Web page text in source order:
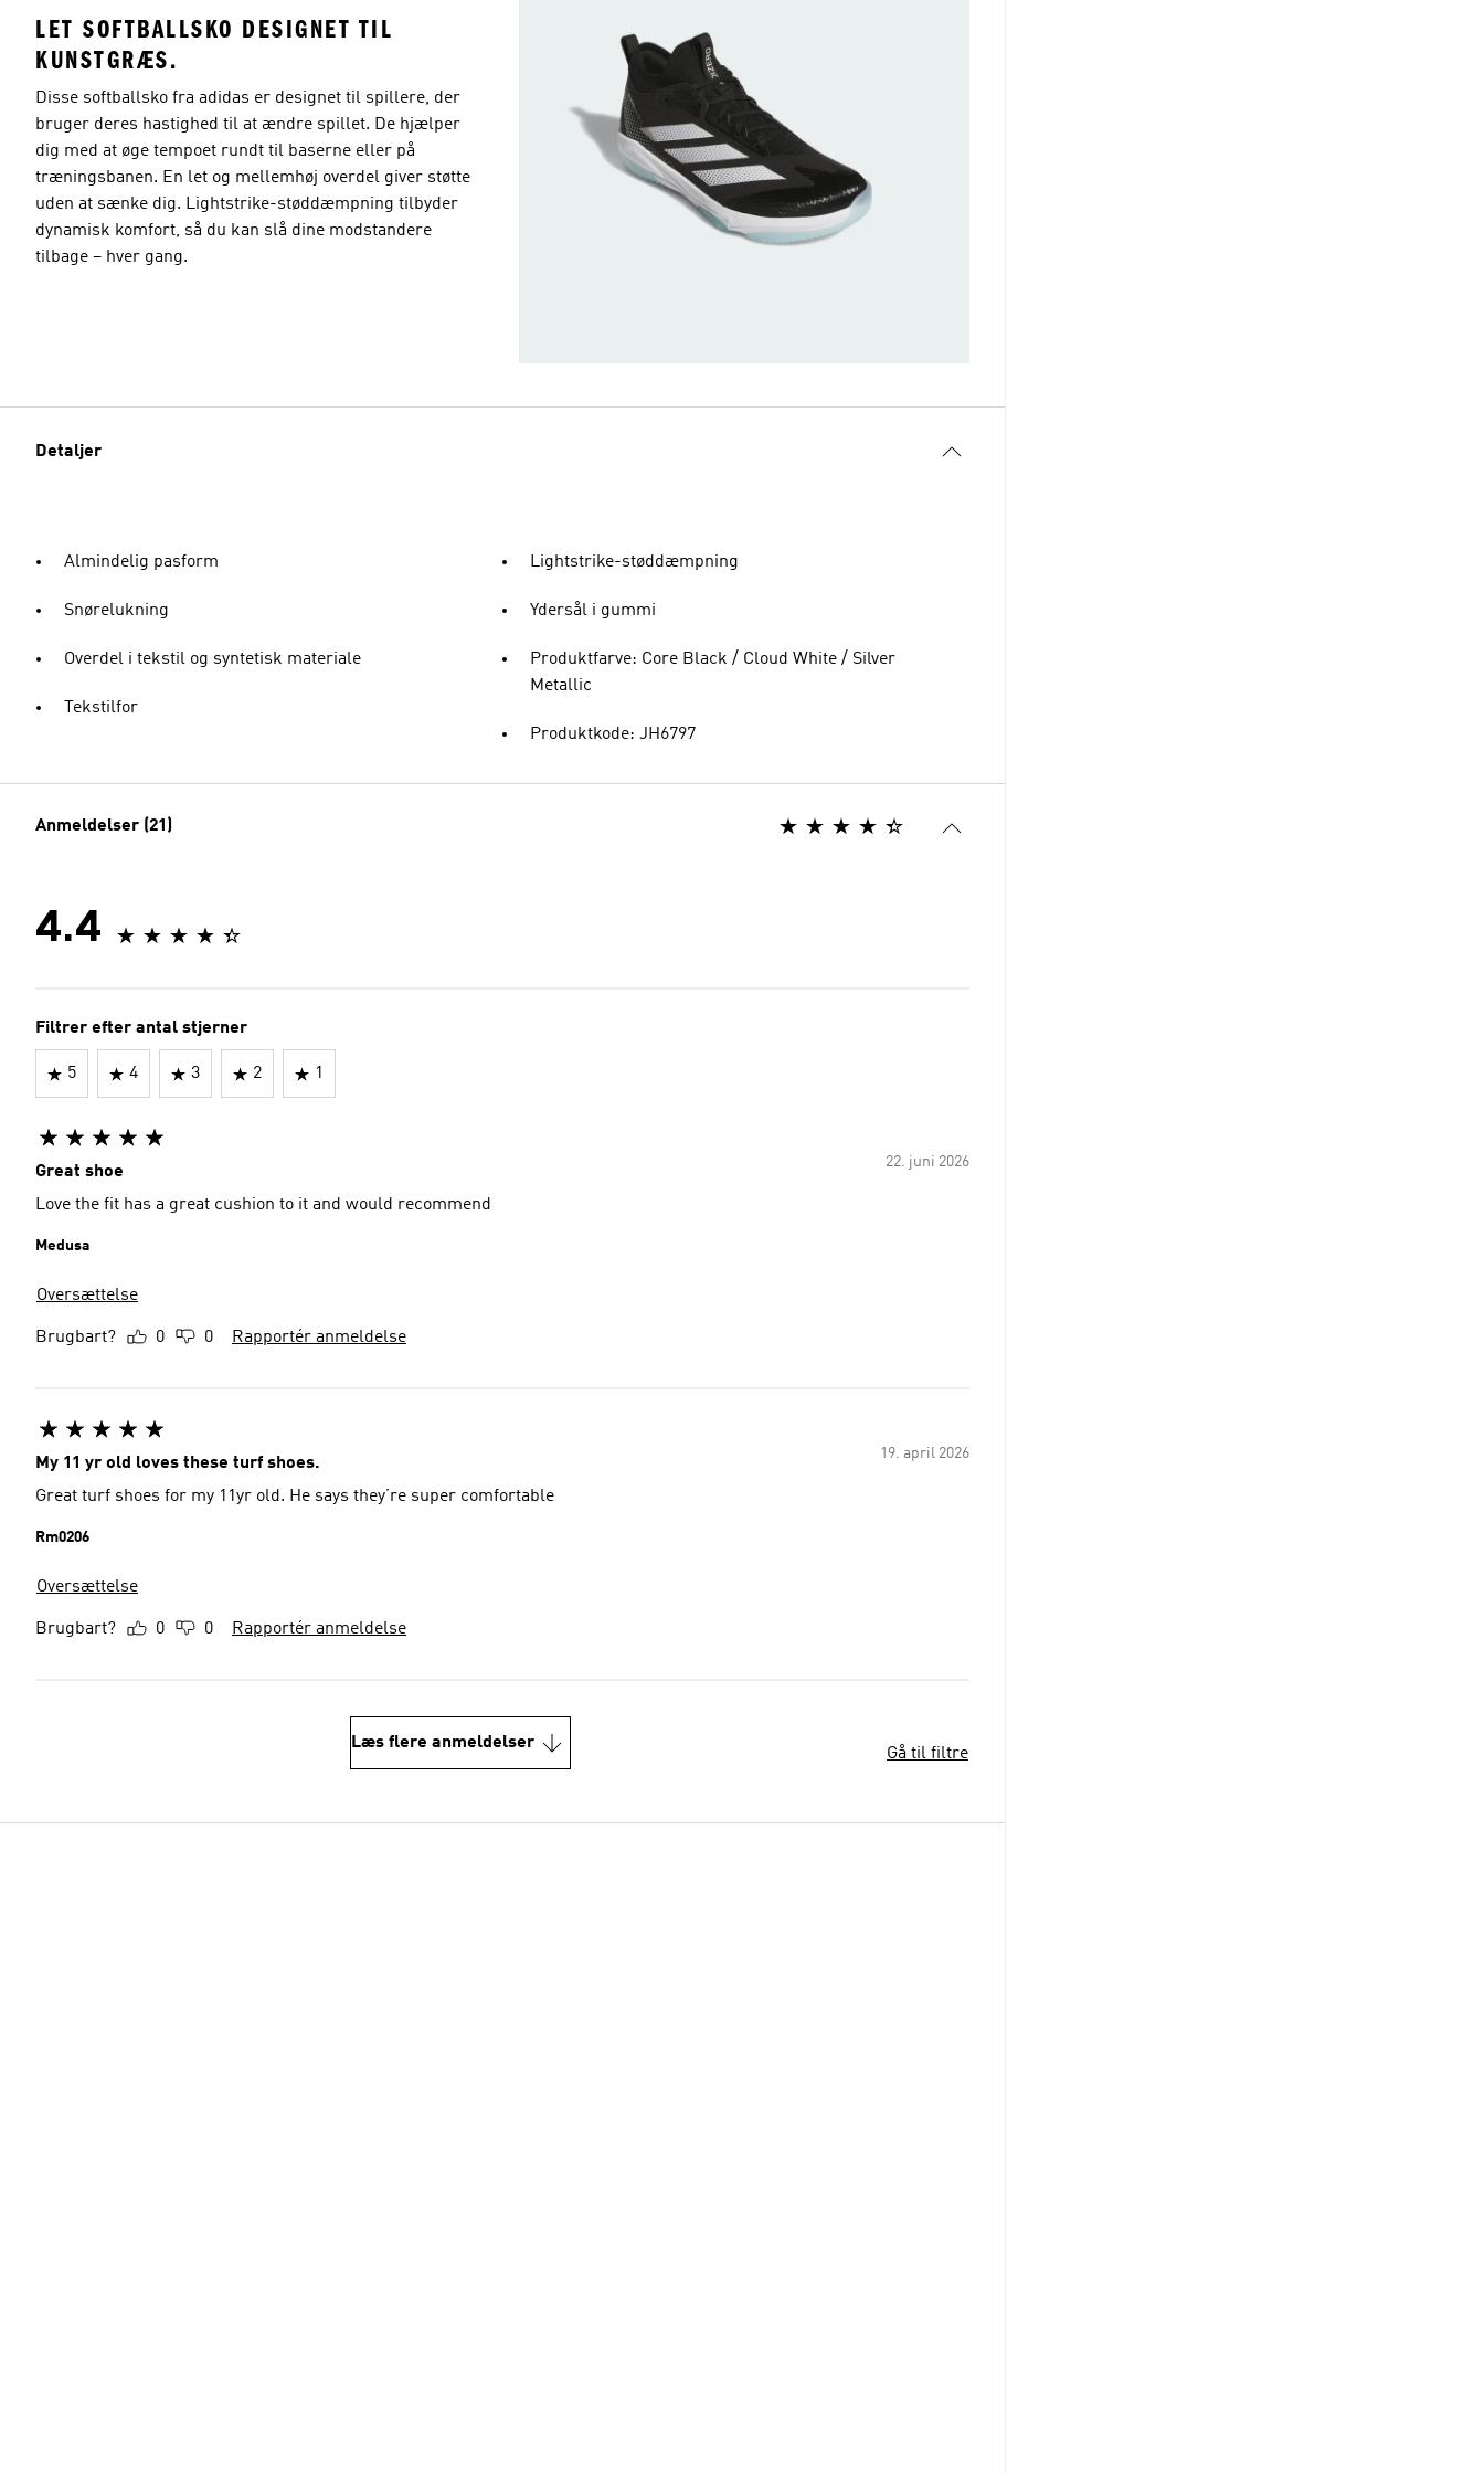
LET SOFTBALLSKO DESIGNET TIL
KUNSTGRÆS.
Disse softballsko fra adidas er designet til spillere, der
bruger deres hastighed til at ændre spillet. De hjælper
dig med at øge tempoet rundt til baserne eller på
træningsbanen. En let og mellemhøj overdel giver støtte
uden at sænke dig. Lightstrike-støddæmpning tilbyder
dynamisk komfort, så du kan slå dine modstandere
tilbage – hver gang.
Detaljer
Almindelig pasform
Snørelukning
Overdel i tekstil og syntetisk materiale
Tekstilfor
Lightstrike-støddæmpning
Ydersål i gummi
Produktfarve: Core Black / Cloud White / Silver
Metallic
Produktkode: JH6797
Anmeldelser (21)
4.4
Filtrer efter antal stjerner
5 4 3 2 1
22. juni 2026
Great shoe
Love the fit has a great cushion to it and would recommend
Medusa
Oversættelse
Brugbart? 0 0 Rapportér anmeldelse
19. april 2026
My 11 yr old loves these turf shoes.
Great turf shoes for my 11yr old. He says they’re super comfortable
Rm0206
Oversættelse
Brugbart? 0 0 Rapportér anmeldelse
Læs flere anmeldelser
Gå til filtre